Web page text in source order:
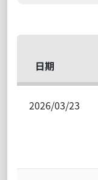
日期
2026/03/23